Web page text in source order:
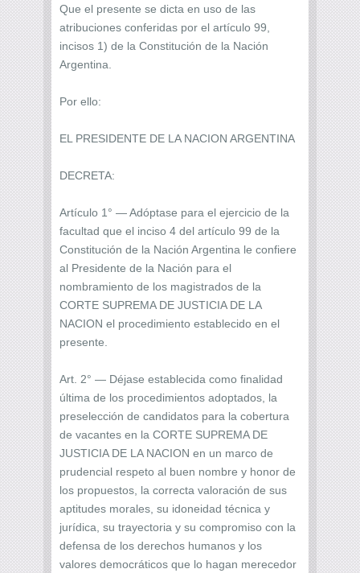
Que el presente se dicta en uso de las
atribuciones conferidas por el artículo 99,
incisos 1) de la Constitución de la Nación
Argentina.
Por ello:
EL PRESIDENTE DE LA NACION ARGENTINA
DECRETA:
Artículo 1° — Adóptase para el ejercicio de la
facultad que el inciso 4 del artículo 99 de la
Constitución de la Nación Argentina le confiere
al Presidente de la Nación para el
nombramiento de los magistrados de la
CORTE SUPREMA DE JUSTICIA DE LA
NACION el procedimiento establecido en el
presente.
Art. 2° — Déjase establecida como finalidad
última de los procedimientos adoptados, la
preselección de candidatos para la cobertura
de vacantes en la CORTE SUPREMA DE
JUSTICIA DE LA NACION en un marco de
prudencial respeto al buen nombre y honor de
los propuestos, la correcta valoración de sus
aptitudes morales, su idoneidad técnica y
jurídica, su trayectoria y su compromiso con la
defensa de los derechos humanos y los
valores democráticos que lo hagan merecedor